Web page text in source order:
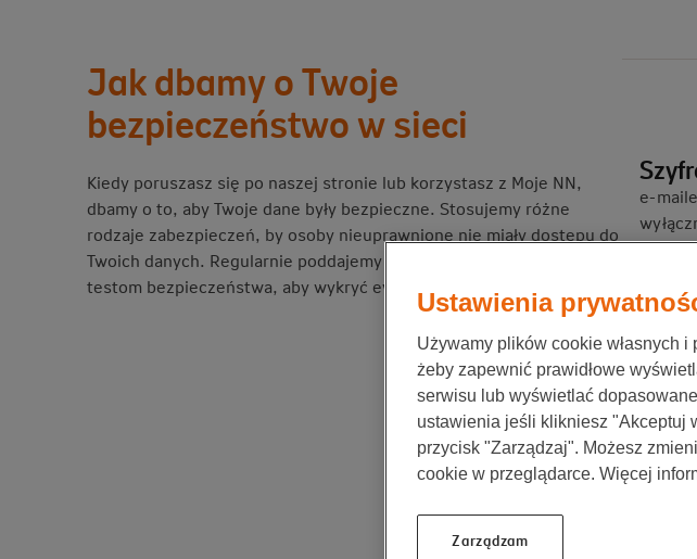
Jak dbamy o Twoje
bezpieczeństwo w sieci
Kiedy poruszasz się po naszej stronie lub korzystasz z Moje NN,
dbamy o to, aby Twoje dane były bezpieczne. Stosujemy różne
rodzaje zabezpieczeń, by osoby nieuprawnione nie miały dostępu do
Twoich danych. Regularnie poddajemy też naszą stronę i serwisy
testom bezpieczeństwa, aby wykryć ewentualne błędy.
e-
i
w
Ustawienia
Używamy plików cookie własnych
żeby zapewnić prawidłowe
serwisu lub wyświetlać
ustawienia jeśli klikniesz "Akceptuj
przycisk "Zarządzaj". Możesz
cookie w przeglądarce. Więcej
Zarządzam